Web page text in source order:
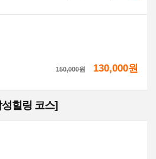
150,000원 130,000원
힐링 코스]